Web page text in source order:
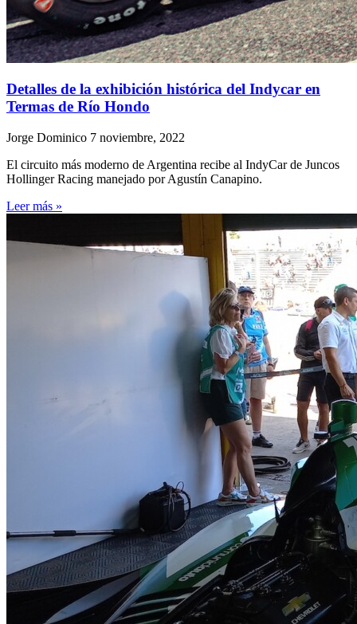
Detalles de la exhibición histórica del Indycar en
Termas de Río Hondo
Jorge Dominico 7 noviembre, 2022
El circuito más moderno de Argentina recibe al IndyCar de Juncos
Hollinger Racing manejado por Agustín Canapino.
Leer más »